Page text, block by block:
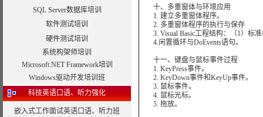
SQL Server数据库培训
软件测试培训
硬件测试培训
系统构架师培训
Microsoft.NET Framework培训
Windows驱动开发培训班
科技英语口语、听力强化
嵌入式工作面试英语口语、听力班
十、多重窗体与环境应用
1. 建立多重窗体程序。
2. 多重窗体程序的执行与保存
3. Visual Basic工程结构：（1）标准
4.闲置循环与DoEvents语句。
十一、键盘与鼠标事件过程
1. KeyPress事件。
2. KeyDown事件和KeyUp事件。
3. 鼠标事件。
4. 鼠标光标。
5. 拖放。